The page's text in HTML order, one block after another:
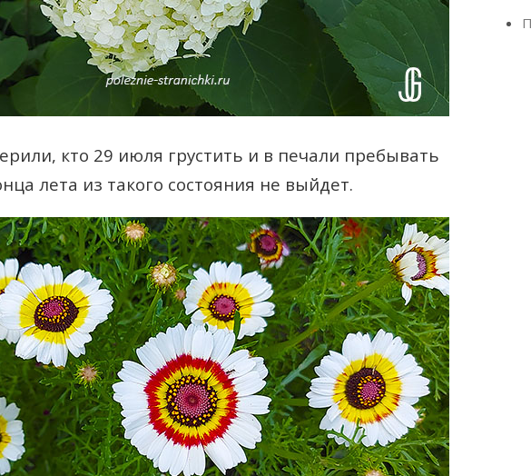
кто 29 июля грустить и в печали пребывать
лета из такого состояния не выйдет.